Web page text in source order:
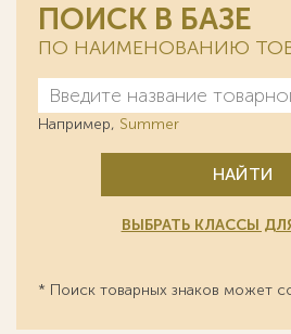
ПОИСК В БАЗЕ
ПО НАИМЕНОВАНИЮ
Например, Summer
НАЙТИ
ВЫБРАТЬ КЛАССЫ
* Поиск товарных знаков может